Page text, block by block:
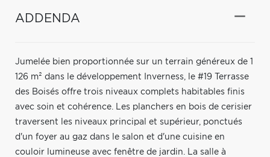
ADDENDA
Jumelée bien proportionnée sur un terrain généreux de 1
126 m² dans le développement Inverness, le #19 Terrasse
des Boisés offre trois niveaux complets habitables finis
avec soin et cohérence. Les planchers en bois de cerisier
traversent les niveaux principal et supérieur, ponctués
d'un foyer au gaz dans le salon et d'une cuisine en
couloir lumineuse avec fenêtre de jardin. La salle à